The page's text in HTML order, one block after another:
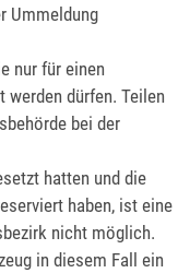
Ummeldung
nur für einen
werden dürfen. Teilen
bei der
hatten und die
haben, ist eine
nicht möglich.
in diesem Fall ein